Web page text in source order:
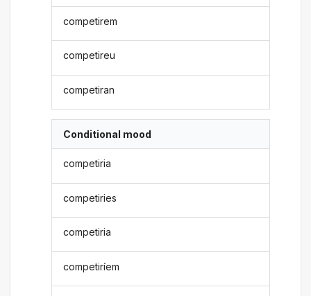
competirem
competireu
competiran
Conditional mood
competiria
competiries
competiria
competiríem